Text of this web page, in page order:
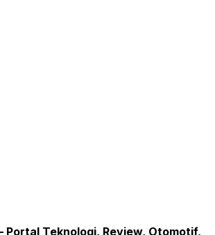
Portal Teknologi, Review, Otomotif,